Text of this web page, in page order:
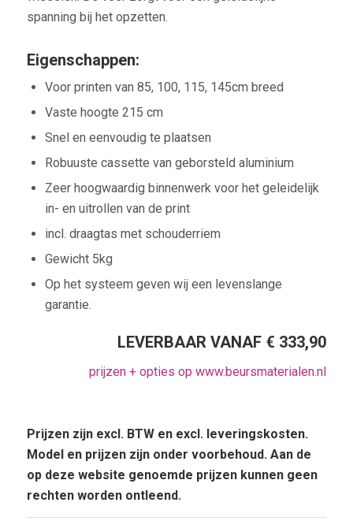
spanning bij het opzetten.
Eigenschappen:
Voor printen van 85, 100, 115, 145cm breed
Vaste hoogte 215 cm
Snel en eenvoudig te plaatsen
Robuuste cassette van geborsteld aluminium
Zeer hoogwaardig binnenwerk voor het geleidelijk
in- en uitrollen van de print
incl. draagtas met schouderriem
Gewicht 5kg
Op het systeem geven wij een levenslange
garantie.
LEVERBAAR VANAF € 333,90
prijzen + opties op www.beursmaterialen.nl
Prijzen zijn excl. BTW en excl. leveringskosten.
Model en prijzen zijn onder voorbehoud. Aan de
op deze website genoemde prijzen kunnen geen
rechten worden ontleend.